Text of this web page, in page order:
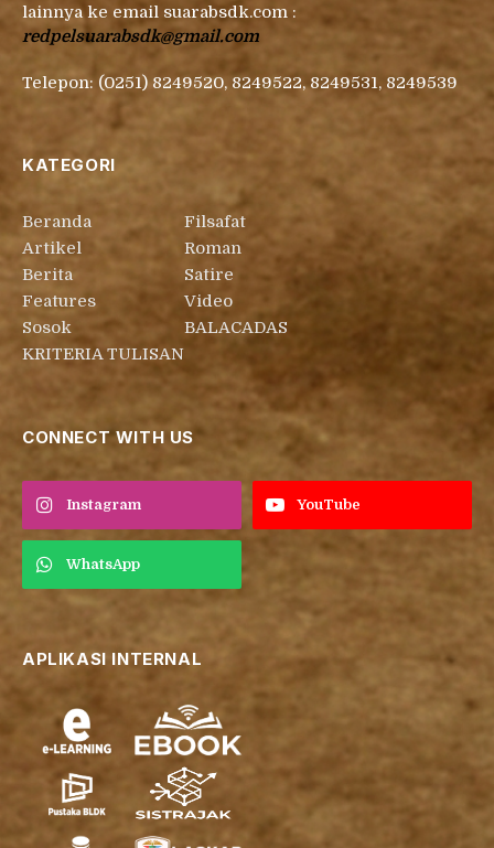
lainnya ke email suarabsdk.com :
redpelsuarabsdk@gmail.com
Telepon: (0251) 8249520, 8249522, 8249531, 8249539
KATEGORI
Beranda
Artikel
Berita
Features
Sosok
KRITERIA TULISAN
Filsafat
Roman
Satire
Video
BALACADAS
CONNECT WITH US
Instagram YouTube
WhatsApp
APLIKASI INTERNAL